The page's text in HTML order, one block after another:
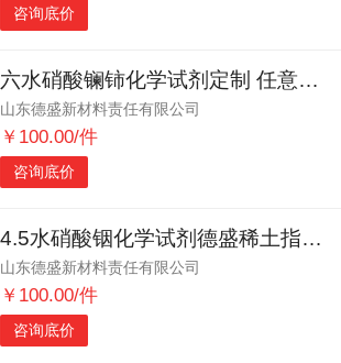
咨询底价
六水硝酸镧铈化学试剂定制 任意指标均可满足
山东德盛新材料责任有限公司
￥100.00/件
咨询底价
4.5水硝酸铟化学试剂德盛稀土指标定制无限制
山东德盛新材料责任有限公司
￥100.00/件
咨询底价